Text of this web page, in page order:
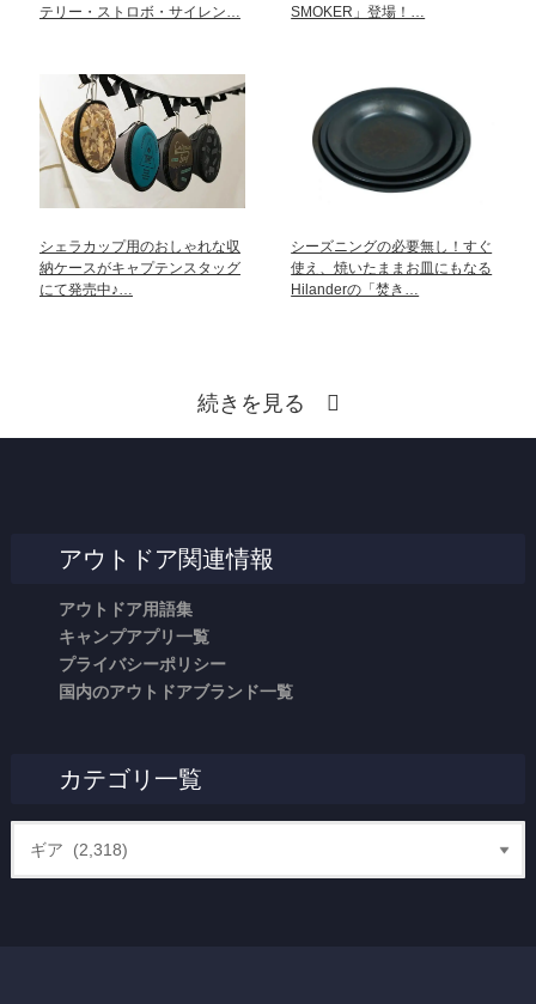
テリー・ストロボ・サイレン…
SMOKER」登場！…
シェラカップ用のおしゃれな収
納ケースがキャプテンスタッグ
にて発売中♪…
シーズニングの必要無し！すぐ
使え、焼いたままお皿にもなる
Hilanderの「焚き…
続きを見る
アウトドア関連情報
アウトドア用語集
キャンプアプリ一覧
プライバシーポリシー
国内のアウトドアブランド一覧
カテゴリ一覧